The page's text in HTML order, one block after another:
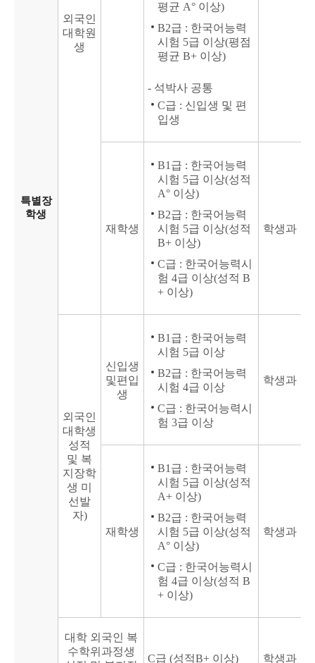
특별장
학생
외국인
대학원
생
평균 A° 이상)
B2급 : 한국어능력
시험 5급 이상(평점
평균 B+ 이상)
- 석박사 공통
C급 : 신입생 및 편
입생
재학생
B1급 : 한국어능력
시험 5급 이상(성적
A° 이상)
B2급 : 한국어능력
시험 5급 이상(성적
B+ 이상)
C급 : 한국어능력시
험 4급 이상(성적 B
+ 이상)
학생과
외국인
대학생
성적
및 복
지장학
생 미
선발
자)
신입생
및편입
생
B1급 : 한국어능력
시험 5급 이상
B2급 : 한국어능력
시험 4급 이상
C급 : 한국어능력시
험 3급 이상
학생과
재학생
B1급 : 한국어능력
시험 5급 이상(성적
A+ 이상)
B2급 : 한국어능력
시험 5급 이상(성적
A° 이상)
C급 : 한국어능력시
험 4급 이상(성적 B
+ 이상)
학생과
대학 외국인 복
수학위과정생
C급 (성적B+ 이상) 학생과